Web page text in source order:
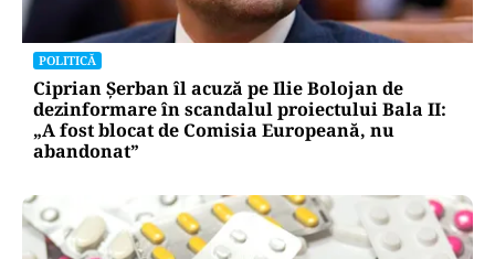
POLITICĂ
Ciprian Șerban îl acuză pe Ilie Bolojan de
dezinformare în scandalul proiectului Bala II:
„A fost blocat de Comisia Europeană, nu
abandonat”